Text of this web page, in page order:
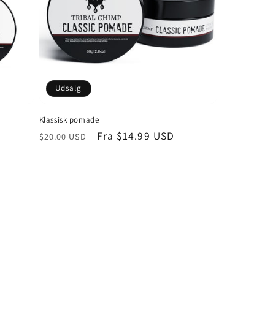
Udsalg
Klassisk pomade
Normalpris
$20.00 USD Udsalgspris
Fra $14.99 USD